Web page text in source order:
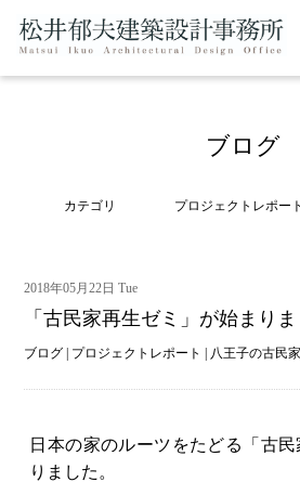
ブログ
カテゴリ プロジェクトレポート
2018年05月22日 Tue
「古民家再生ゼミ」が始まりま
ブログ プロジェクトレポート 八王子の古民
日本の家のルーツをたどる「古
りました。